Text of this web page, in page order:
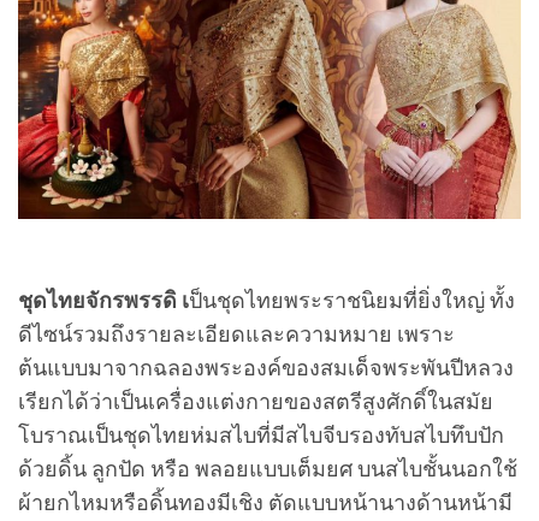
ชุดไทยจักรพรรดิ เป็นชุดไทยพระราชนิยมที่ยิ่งใหญ่ ทั้ง
ดีไซน์รวมถึงรายละเอียดและความหมาย เพราะ
ต้นแบบมาจากฉลองพระองค์ของสมเด็จพระพันปีหลวง
เรียกได้ว่าเป็นเครื่องแต่งกายของสตรีสูงศักดิ์ในสมัย
โบราณเป็นชุดไทยห่มสไบที่มีสไบจีบรองทับสไบทึบปัก
ด้วยดิ้น ลูกปัด หรือ พลอยแบบเต็มยศ บนสไบชั้นนอกใช้
ผ้ายกไหมหรือดิ้นทองมีเชิง ตัดแบบหน้านางด้านหน้ามี